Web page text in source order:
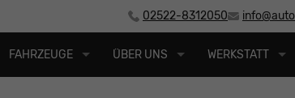
02522-8312050
FAHRZEUGE ÜBER UNS WERKSTATT